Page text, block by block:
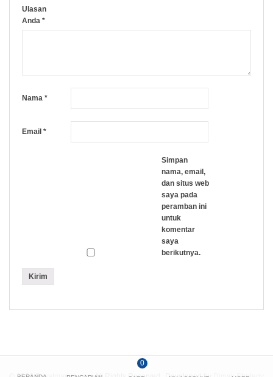
Ulasan
Anda *
Nama *
Email *
Simpan
nama, email,
dan situs web
saya pada
peramban ini
untuk
komentar
saya
berikutnya.
0